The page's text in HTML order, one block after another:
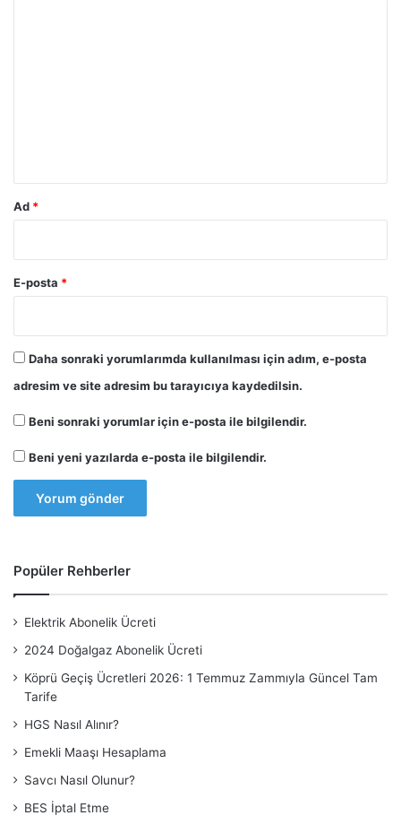
Ad *
E-posta *
Daha sonraki yorumlarımda kullanılması için adım, e-posta
adresim ve site adresim bu tarayıcıya kaydedilsin.
Beni sonraki yorumlar için e-posta ile bilgilendir.
Beni yeni yazılarda e-posta ile bilgilendir.
Popüler Rehberler
Elektrik Abonelik Ücreti
2024 Doğalgaz Abonelik Ücreti
Köprü Geçiş Ücretleri 2026: 1 Temmuz Zammıyla Güncel Tam
Tarife
HGS Nasıl Alınır?
Emekli Maaşı Hesaplama
Savcı Nasıl Olunur?
BES İptal Etme